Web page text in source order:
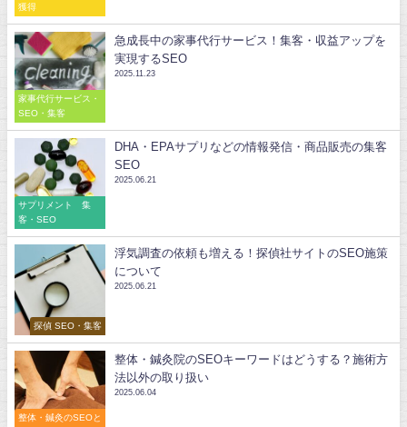
獲得
家事代行サービス・
SEO・集客
急成長中の家事代行サービス！集客・収益アップを
実現するSEO
2025.11.23
サプリメント 集
客・SEO
DHA・EPAサプリなどの情報発信・商品販売の集客
SEO
2025.06.21
探偵 SEO・集客
浮気調査の依頼も増える！探偵社サイトのSEO施策
について
2025.06.21
整体・鍼灸のSEOと
整体・鍼灸院のSEOキーワードはどうする？施術方
法以外の取り扱い
2025.06.04